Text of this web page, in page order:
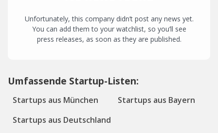
Unfortunately, this company didn’t post any news yet.
You can add them to your watchlist, so you’ll see
press releases, as soon as they are published.
Umfassende Startup-Listen:
Startups aus München
Startups aus Bayern
Startups aus Deutschland